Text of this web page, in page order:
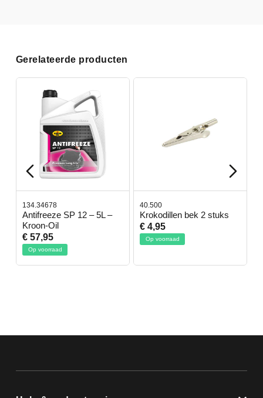
Gerelateerde producten
SP 12 – 5L –
Oil
voorraad
Krokodillen bek 2 stuks
Op voorraad